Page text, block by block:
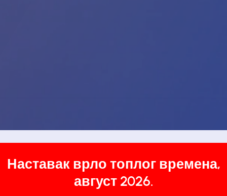
Наставак врло топлог времена,
август 2026.